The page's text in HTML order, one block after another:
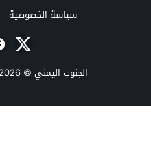
سياسة الخصوصية
الجنوب اليمني © 2026 جميع الحقوق محفوظة.